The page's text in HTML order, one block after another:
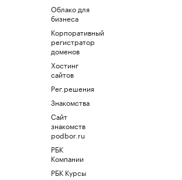
Облако для
бизнеса
Корпоративный
регистратор
доменов
Хостинг
сайтов
Рег.решения
Знакомства
Сайт
знакомств
podbor.ru
РБК
Компании
РБК Курсы